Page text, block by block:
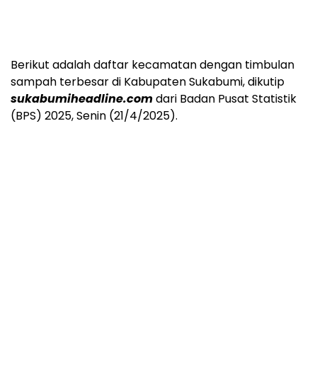
Berikut adalah daftar kecamatan dengan timbulan
sampah terbesar di Kabupaten Sukabumi, dikutip
sukabumiheadline.comdari Badan Pusat Statistik
(BPS) 2025, Senin (21/4/2025).